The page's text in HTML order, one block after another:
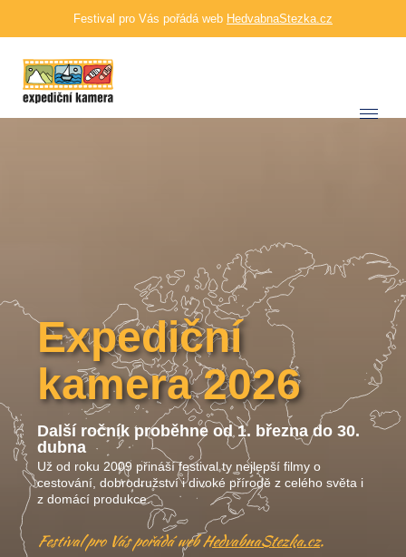
Festival pro Vás pořádá web HedvabnaStezka.cz
Expediční
kamera 2026
Další ročník proběhne od 1. března do 30.
dubna
Už od roku 2009 přináší festival ty nejlepší filmy o
cestování, dobrodružství i divoké přírodě z celého světa i
z domácí produkce.
Festival pro Vás pořádá webHedvabnaStezka.cz.